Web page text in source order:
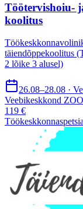
Töötervishoiu-
koolitus
täiendõppekoolitus
2 lõike 3 alusel)
26.08–28.08 ·
Veebikeskkond
119 €